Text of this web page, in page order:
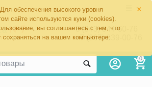
×
Для обеспечения высокого уровня
сайте используются куки (cookies).
вы соглашаетесь с тем, что
сохраняться на вашем компьютере:
8 (343) 344-60-76
+7 (967) 639-00-76
0